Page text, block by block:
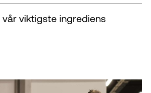
vår viktigste ingrediens